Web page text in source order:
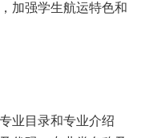
加强学生航运特色和
业目录和专业介绍